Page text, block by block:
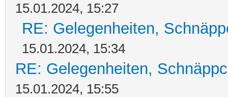
15.01.2024, 15:27
RE: Gelegenheiten,
15.01.2024, 15:34
RE: Gelegenheiten,
15.01.2024, 15:55